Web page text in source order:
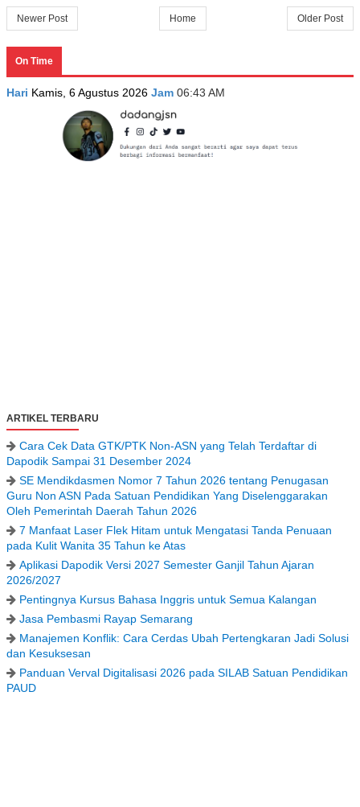
Newer Post Older Post
Home
On Time
Hari Kamis, 6 Agustus 2026 Jam 06:43 AM
ARTIKEL TERBARU
Cara Cek Data GTK/PTK Non-ASN yang Telah Terdaftar di
Dapodik Sampai 31 Desember 2024
SE Mendikdasmen Nomor 7 Tahun 2026 tentang Penugasan
Guru Non ASN Pada Satuan Pendidikan Yang Diselenggarakan
Oleh Pemerintah Daerah Tahun 2026
7 Manfaat Laser Flek Hitam untuk Mengatasi Tanda Penuaan
pada Kulit Wanita 35 Tahun ke Atas
Aplikasi Dapodik Versi 2027 Semester Ganjil Tahun Ajaran
2026/2027
Pentingnya Kursus Bahasa Inggris untuk Semua Kalangan
Jasa Pembasmi Rayap Semarang
Manajemen Konflik: Cara Cerdas Ubah Pertengkaran Jadi Solusi
dan Kesuksesan
Panduan Verval Digitalisasi 2026 pada SILAB Satuan Pendidikan
PAUD